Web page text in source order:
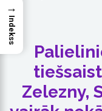
Zelezny,
→
Indekss